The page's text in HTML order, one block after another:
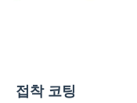
접착 코팅